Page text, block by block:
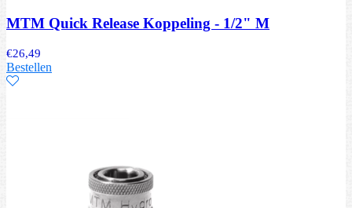
MTM Quick Release Koppeling - 1/2" M
€26,49
Bestellen